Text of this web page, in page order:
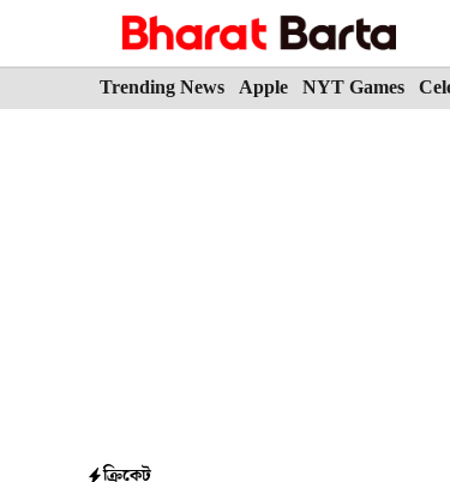
Trending News Apple NYT Games
ক্রিকেট